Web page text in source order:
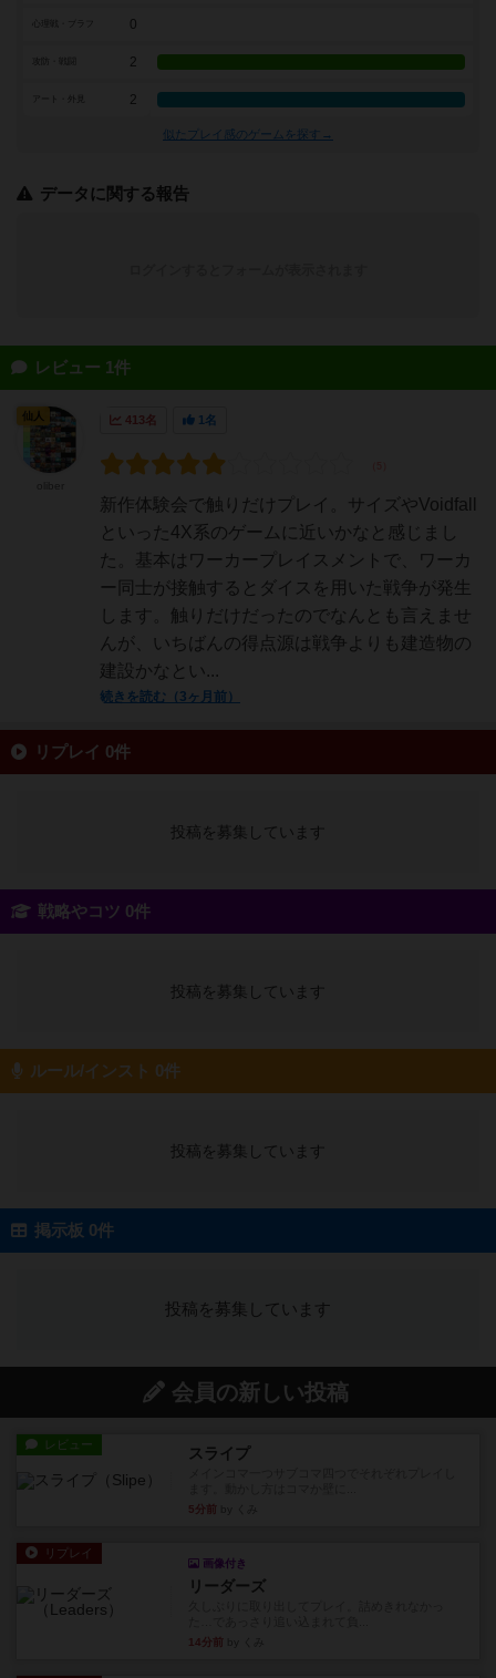
0
2
アート・外見 2
似たプレイ感のゲームを探す→
データに関する報告
レビュー 1件
413名 1名
新作体験会で触りだけプレイ。サイズやVoidfall
といった4X系のゲームに近いかなと感じまし
た。基本はワーカープレイスメントで、ワーカ
ー同士が接触するとダイスを用いた戦争が発生
します。触りだけだったのでなんとも言えませ
んが、いちばんの得点源は戦争よりも建造物の
建設かなとい...
続きを読む（3ヶ月前）
仙人
リプレイ 0件
投稿を募集しています
戦略やコツ 0件
投稿を募集しています
ルール/インスト 0件
投稿を募集しています
掲示板 0件
投稿を募集しています
会員の新しい投稿
レビュー スライプ
5分前
リプレイ
画像付き
リーダーズ
14分前